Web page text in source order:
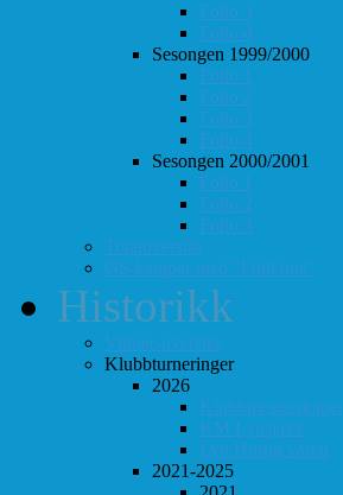
Follo 3
Follo 4
Sesongen 1999/2000
Follo 1
Follo 2
Follo 3
Follo 4
Sesongen 2000/2001
Follo 1
Follo 2
Follo 3
Totaloversikt
ØS-kamper med "Fullt hus"
Historikk
Vinner-oversikt
Klubbturneringer
2026
Klubbmesterskapet
KM Lynsjakk
Lyn/Hurtig våren
2021-2025